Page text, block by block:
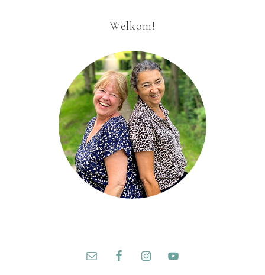
Welkom!